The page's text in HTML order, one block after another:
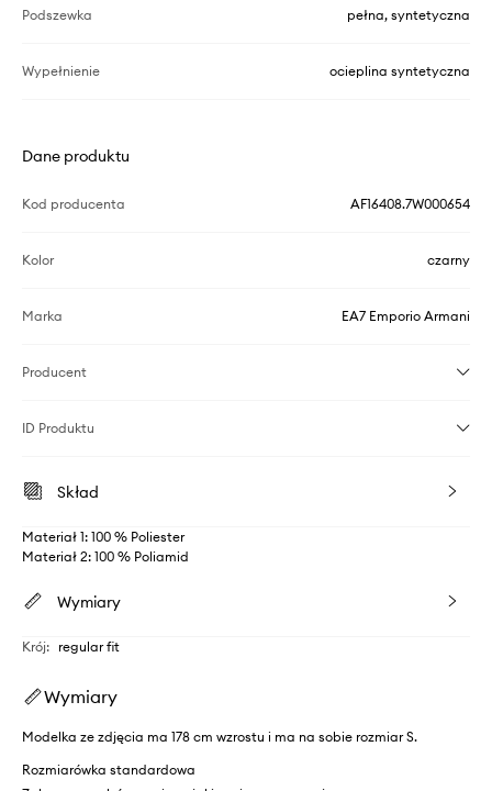
Podszewka pełna, syntetyczna
Wypełnienie ocieplina syntetyczna
Dane produktu
Kod producenta AF16408.7W000654
Kolor czarny
Marka EA7 Emporio Armani
Producent
ID Produktu
Skład
Materiał 1: 100 % Poliester
Materiał 2: 100 % Poliamid
Wymiary
Krój: regular fit
Wymiary
Modelka ze zdjęcia ma 178 cm wzrostu i ma na sobie rozmiar S.
Rozmiarówka standardowa